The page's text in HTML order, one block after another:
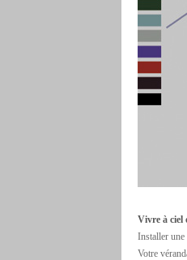
Vivre à ciel
Installer une
Votre